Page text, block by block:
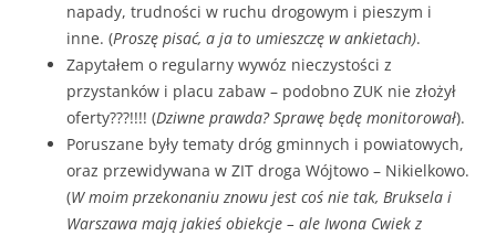
napady, trudności w ruchu drogowym i pieszym i
inne. (Proszę pisać, a ja to umieszczę w ankietach).
Zapytałem o regularny wywóz nieczystości z
przystanków i placu zabaw – podobno ZUK nie złożył
oferty???!!!! (Dziwne prawda? Sprawę będę monitorował).
Poruszane były tematy dróg gminnych i powiatowych,
oraz przewidywana w ZIT droga Wójtowo – Nikielkowo.
(W moim przekonaniu znowu jest coś nie tak, Bruksela i
Warszawa mają jakieś obiekcje – ale Iwona Cwiek z